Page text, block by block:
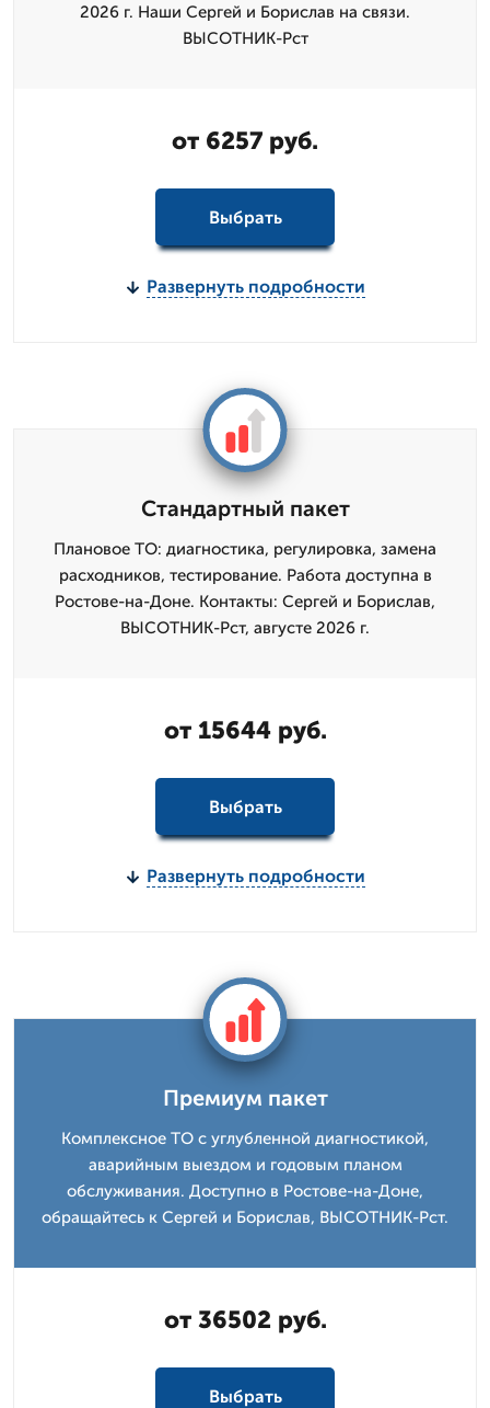
2026 г. Наши Сергей и Борислав на связи.
ВЫСОТНИК-Рст
от 6257 руб.
Выбрать
Развернуть подробности
Стандартный пакет
Плановое ТО: диагностика, регулировка, замена
расходников, тестирование. Работа доступна в
Ростове-на-Доне. Контакты: Сергей и Борислав,
ВЫСОТНИК-Рст, августе 2026 г.
от 15644 руб.
Выбрать
Развернуть подробности
Премиум пакет
Комплексное ТО с углубленной диагностикой,
аварийным выездом и годовым планом
обслуживания. Доступно в Ростове-на-Доне,
обращайтесь к Сергей и Борислав, ВЫСОТНИК-Рст.
от 36502 руб.
Выбрать